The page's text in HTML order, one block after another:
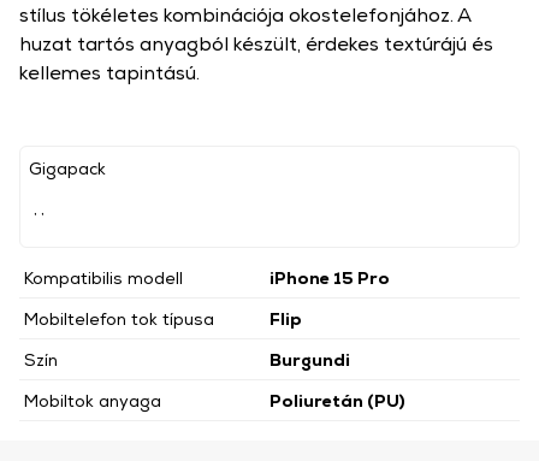
Gigapack
Kompatibilis modell
iPhone 15 Pro
Mobiltelefon tok típusa
Flip
Szín
Burgundi
Mobiltok anyaga
Poliuretán (PU)
stílus tökéletes kombinációja okostelefonjához. A
huzat tartós anyagból készült, érdekes textúrájú és
kellemes tapintású.